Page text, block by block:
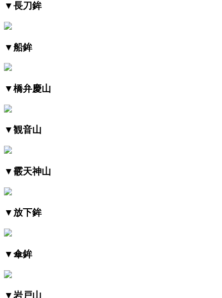
▼長刀鉾
▼船鉾
▼橋弁慶山
▼観音山
▼霰天神山
▼放下鉾
▼傘鉾
▼岩戸山